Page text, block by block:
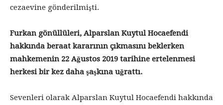
cezaevine gönderilmişti.
Furkan gönüllüleri, Alparslan Kuytul Hocaefendi
hakkında beraat kararının çıkmasını beklerken
mahkemenin 22 Ağustos 2019 tarihine ertelenmesi
herkesi bir kez daha şaşkına uğrattı.
Sevenleri olarak Alparslan Kuytul Hocaefendi hakkında